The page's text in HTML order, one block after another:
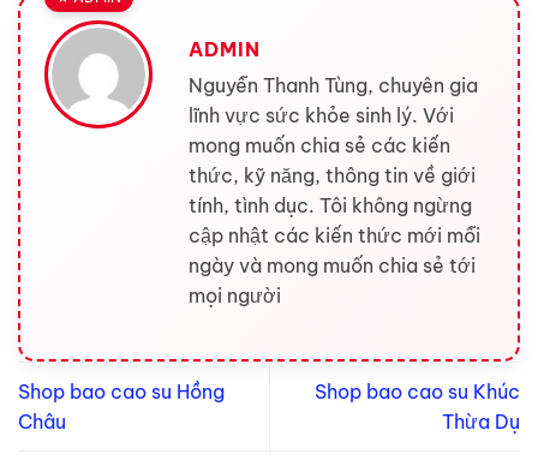
ADMIN
Nguyễn Thanh Tùng, chuyên gia
lĩnh vực sức khỏe sinh lý. Với
mong muốn chia sẻ các kiến
thức, kỹ năng, thông tin về giới
tính, tình dục. Tôi không ngừng
cập nhật các kiến thức mới mỗi
ngày và mong muốn chia sẻ tới
mọi người
Shop bao cao su Hồng
Châu
Shop bao cao su Khúc
Thừa Dụ